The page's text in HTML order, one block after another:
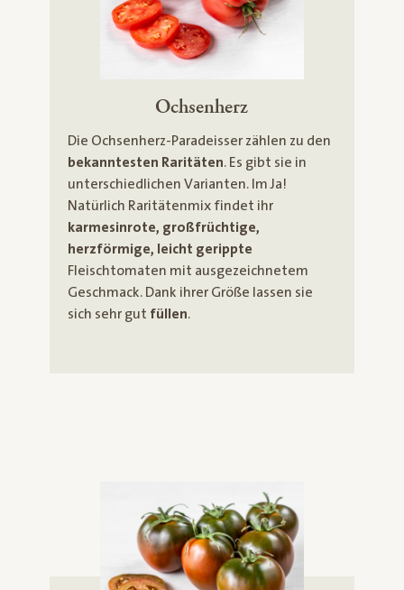
Ochsenherz
Die Ochsenherz-Paradeisser zählen zu den
bekanntesten Raritäten. Es gibt sie in
unterschiedlichen Varianten. Im Ja!
Natürlich Raritätenmix findet ihr
karmesinrote, großfrüchtige,
herzförmige, leicht gerippte
Fleischtomaten mit ausgezeichnetem
Geschmack. Dank ihrer Größe lassen sie
sich sehr gut füllen.